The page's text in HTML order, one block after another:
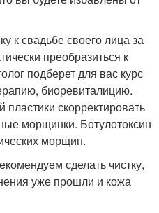
к свадьбе своего лица за
преобразиться к
подберет для вас курс
биоревиталицию.
скорректировать
морщинки. Ботулотоксин
морщин.
сделать чистку,
уже прошли и кожа